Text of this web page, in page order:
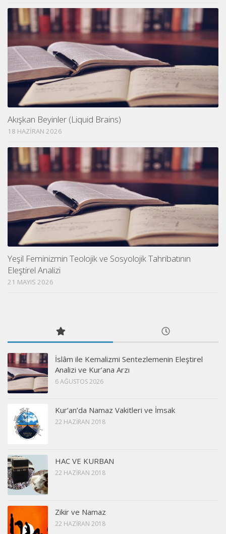
Akışkan Beyinler (Liquid Brains)
18 HAZIRAN 2026
Yeşil Feminizmin Teolojik ve Sosyolojik Tahribatının
Eleştirel Analizi
21 MAYIS 2026
İslâm ile Kemalizmi Sentezlemenin Eleştirel
Analizi ve Kur’ana Arzı
6 AĞUSTOS 2026
Kur’an’da Namaz Vakitleri ve İmsak
22 HAZIRAN 2018
HAC VE KURBAN
22 HAZIRAN 2018
Zikir ve Namaz
22 HAZIRAN 2018